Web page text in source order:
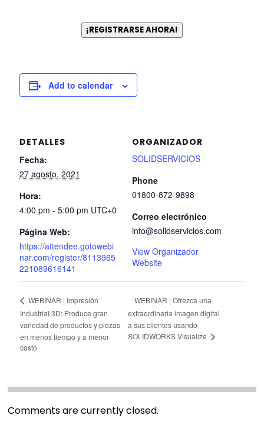
¡REGISTRARSE AHORA!
Add to calendar
DETALLES
Fecha:
27 agosto, 2021
Hora:
4:00 pm - 5:00 pm UTC+0
Página Web:
https://attendee.gotowebi
nar.com/register/8113965
221089616141
ORGANIZADOR
SOLIDSERVICIOS
Phone
01800-872-9898
Correo electrónico
info@solidservicios.com
View Organizador
Website
WEBINAR | Impresión
Industrial 3D: Produce gran
variedad de productos y piezas
en menos tiempo y a menor
costo
WEBINAR | Ofrezca una
extraordinaria imagen digital
a sus clientes usando
SOLIDWORKS Visualize
Comments are currently closed.